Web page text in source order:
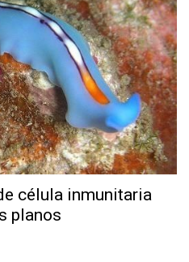
célula inmunitaria
planos